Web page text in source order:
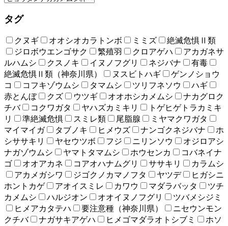
タグ
クヌギ オオシオカラトンボ ミミズ
絶滅危惧Ⅱ類
ジロボウエンゴサク
繁殖羽 クロアゲハ
アカガネサ
ルハムシ
クスノキ イヌノフグリ ネジバナ
有毒
絶滅危惧Ⅱ類（神奈川県）
ヌスビトハギ
ゲンノショウ
コ
コフキゾウムシ タマムシ ツリフネソウ
ハギ
赤とんぼ
クズ ウツギ オオホシカメムシ
ナカグロク
チバ
コクワガタ ヤハズカミキリ
トゲヒゲトラカミキ
リ
準絶滅危惧 スミレ類 尾脂腺
ミヤマクワガタ
マイマイガ
タブノキ ヒメウズ ナンゴクネジバナ
ホ
シササキリ
ヤセウツボ フジ ニリンソウ
オジロアシ
ナガゾウムシ
ヤマトタマムシ ホウセンカ
コバネイナ
ゴ
オオアカネ コアオハナムグリ ササキリ
カラムシ
アカメガシワ
ジゴクノカマノフタ ヤツデ
ヒガシニ
ホントカゲ
アオイスミレ カワウ マダラバッタ
ツチ
カメムシ
ハルジオン オオイヌノフグリ
ツバメシジミ
ヒメアカタテハ
要注意種（神奈川県）
ニセウンモン
クチバ
ナガサキアゲハ ヒメゴマダラオトシブミ
ホソ